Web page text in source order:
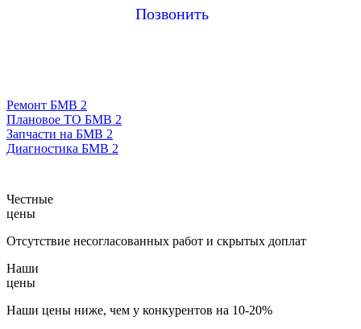
Позвонить
Ремонт БМВ 2
Плановое ТО БМВ 2
Запчасти на БМВ 2
Диагностика БМВ 2
Честные
цены
Отсутствие несогласованных работ и скрытых доплат
Наши
цены
Наши цены ниже, чем у конкурентов на 10-20%